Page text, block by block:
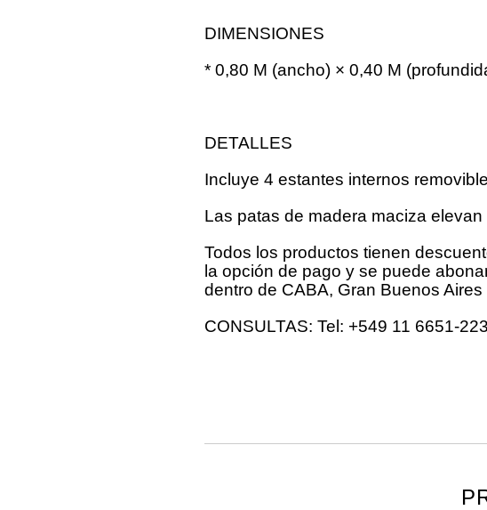
DIMENSIONES
* 0,80 M (ancho) × 0,40 M
DETALLES
Incluye 4 estantes internos
Las patas de madera maciza
Todos los productos tienen
la opción de pago y se puede
dentro de CABA, Gran Buenos
CONSULTAS: Tel: +549 11 6651-